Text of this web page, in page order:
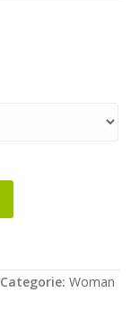
Categorie:Woman